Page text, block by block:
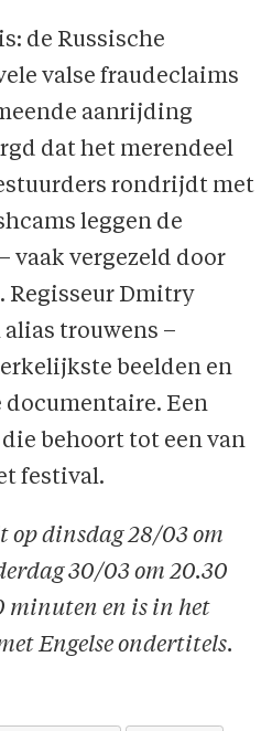
de Russische
valse fraudeclaims
aanrijding
dat het merendeel
rondrijdt met
leggen de
vaak vergezeld door
Regisseur Dmitry
trouwens –
beelden en
documentaire. Een
behoort tot een van
festival.
op dinsdag 28/03 om
30/03 om 20.30
minuten en is in het
Engelse ondertitels.